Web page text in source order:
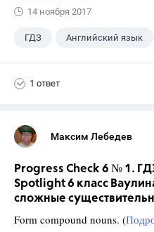
14 ноября 2017
ГДЗ Английский язык
1 ответ
Максим Лебедев
Progress Check 6 № 1.
Spotlight 6 класс
сложные
Form compound nouns. (